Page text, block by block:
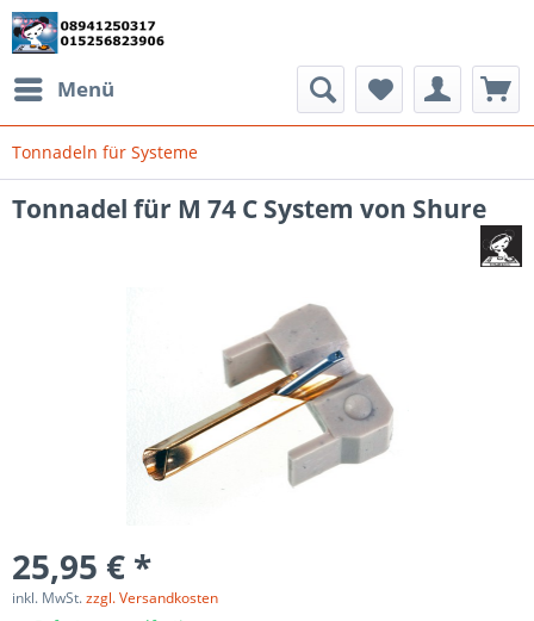
Menü
Tonnadeln für Systeme
Tonnadel für M 74 C System von Shure
25,95 € *
inkl. MwSt.zzgl. Versandkosten